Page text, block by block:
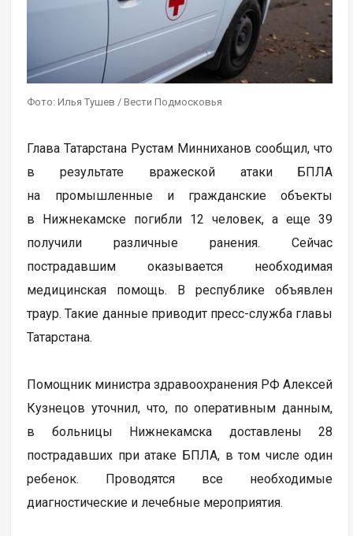
Фото: Илья Тушев / Вести Подмосковья
Глава Татарстана Рустам Минниханов сообщил, что
в результате вражеской атаки БПЛА
на промышленные и гражданские объекты
в Нижнекамске погибли 12 человек, а еще 39
получили различные ранения. Сейчас
пострадавшим оказывается необходимая
медицинская помощь. В республике объявлен
траур. Такие данные приводит пресс-служба главы
Татарстана.
Помощник министра здравоохранения РФ Алексей
Кузнецов уточнил, что, по оперативным данным,
в больницы Нижнекамска доставлены 28
пострадавших при атаке БПЛА, в том числе один
ребенок. Проводятся все необходимые
диагностические и лечебные мероприятия.